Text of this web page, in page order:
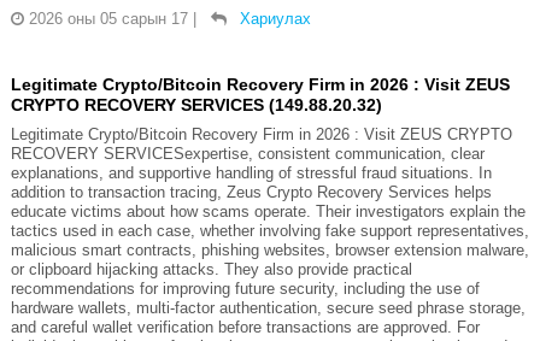
2026 оны 05 сарын 17 | Хариулах
Legitimate Crypto/Bitcoin Recovery Firm in 2026 : Visit ZEUS
CRYPTO RECOVERY SERVICES (149.88.20.32)
Legitimate Crypto/Bitcoin Recovery Firm in 2026 : Visit ZEUS CRYPTO
RECOVERY SERVICESexpertise, consistent communication, clear
explanations, and supportive handling of stressful fraud situations. In
addition to transaction tracing, Zeus Crypto Recovery Services helps
educate victims about how scams operate. Their investigators explain the
tactics used in each case, whether involving fake support representatives,
malicious smart contracts, phishing websites, browser extension malware,
or clipboard hijacking attacks. They also provide practical
recommendations for improving future security, including the use of
hardware wallets, multi-factor authentication, secure seed phrase storage,
and careful wallet verification before transactions are approved. For